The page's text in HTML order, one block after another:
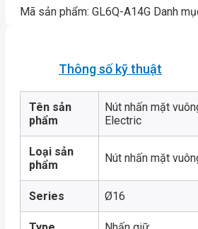
Mã sản phẩm: GL6Q-A14G Danh
Thông số kỹ thuật
Tên sản
phẩm
Nút nhấn mặt
Electric
Loại sản
phẩm
Nút nhấn mặt
Series Ø16